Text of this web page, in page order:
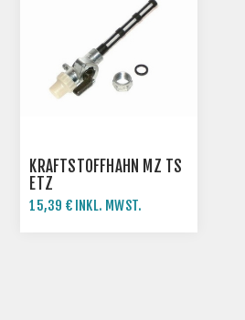
KRAFTSTOFFHAHN MZ TS
ETZ
15,39 € INKL. MWST.